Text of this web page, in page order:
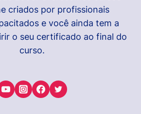
criados por profissionais
e você ainda tem a
o seu certificado ao final do
curso.